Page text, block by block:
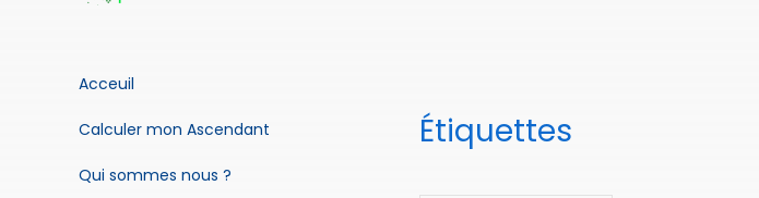
Acceuil
Calculer mon Ascendant
Qui sommes nous ?
Étiquettes